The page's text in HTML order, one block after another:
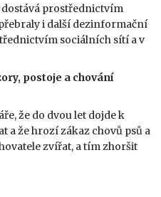
prostřednictvím
i další dezinformační
sociálních sítí a v
postoje a chování
že do dvou let dojde k
a že hrozí zákaz chovů psů a
zvířat, a tím zhoršit